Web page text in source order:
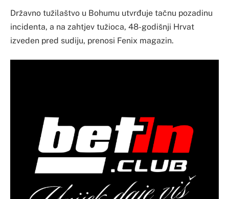
Državno tužilaštvo u Bohumu utvrđuje tačnu pozadinu
incidenta, a na zahtjev tužioca, 48-godišnji Hrvat
izveden pred sudiju, prenosi Fenix magazin.